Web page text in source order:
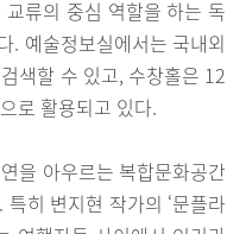
류의 중심 역할을 하는 독
. 예술정보실에서는 국내외
색할 수 있고, 수창홀은 12
로 활용되고 있다.
을 아우르는 복합문화공간
히 변지현 작가의 ‘문플라